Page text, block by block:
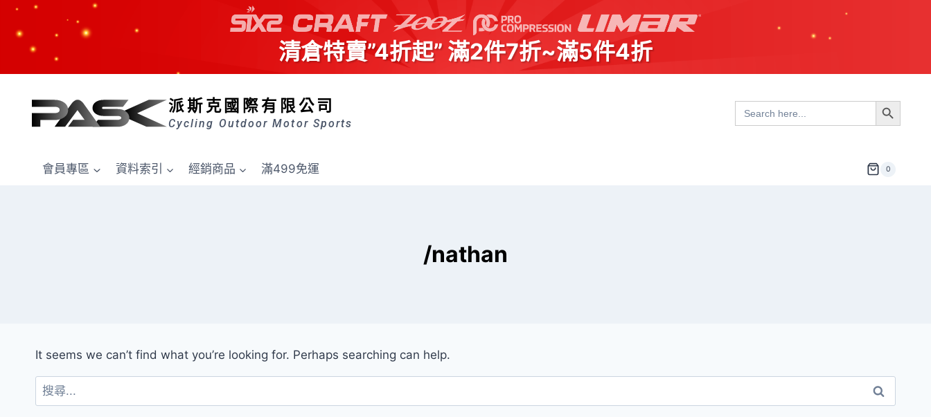
清倉特賣”4折起” 滿2件7折~滿5件4折
content
派斯克國際有限公司
Cycling Outdoor Motor Sports
Search
for:
Search Button
會員專區 資料索引 經銷商品 滿499免運 0
/nathan
It seems we can’t find what you’re looking for. Perhaps searching can help.
搜
尋